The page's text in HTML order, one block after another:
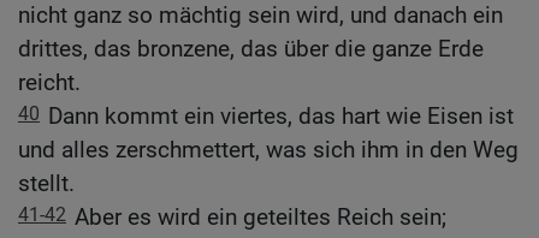
nicht ganz so mächtig sein wird, und danach ein
drittes, das bronzene, das über die ganze Erde
reicht.
40 Dann kommt ein viertes, das hart wie Eisen ist
und alles zerschmettert, was sich ihm in den Weg
stellt.
41-42 Aber es wird ein geteiltes Reich sein;